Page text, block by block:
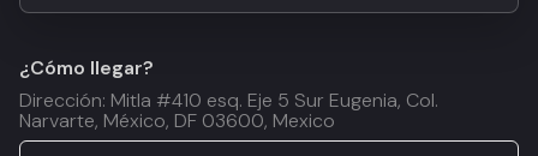
¿Cómo llegar?
Dirección: Mitla #410 esq. Eje 5 Sur Eugenia, Col.
Narvarte, México, DF 03600, Mexico